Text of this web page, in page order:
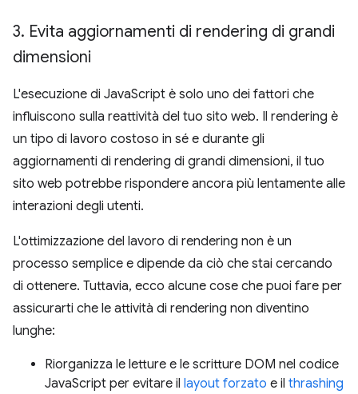
3. Evita aggiornamenti di rendering di grandi
dimensioni
L'esecuzione di JavaScript è solo uno dei fattori che
influiscono sulla reattività del tuo sito web. Il rendering è
un tipo di lavoro costoso in sé e durante gli
aggiornamenti di rendering di grandi dimensioni, il tuo
sito web potrebbe rispondere ancora più lentamente alle
interazioni degli utenti.
L'ottimizzazione del lavoro di rendering non è un
processo semplice e dipende da ciò che stai cercando
di ottenere. Tuttavia, ecco alcune cose che puoi fare per
assicurarti che le attività di rendering non diventino
lunghe:
Riorganizza le letture e le scritture DOM nel codice
JavaScript per evitare il layout forzato e il thrashing